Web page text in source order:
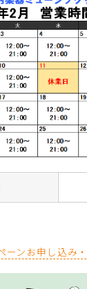
ーンお申し込み